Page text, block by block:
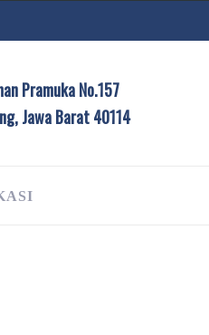
Pramuka No.157
Jawa Barat 40114